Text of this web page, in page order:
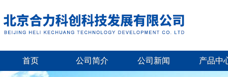
首页 公司简介 公司新闻 产品中